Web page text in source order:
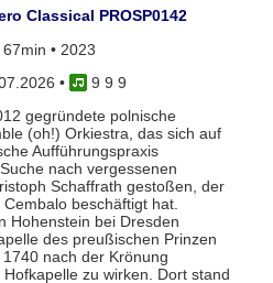
Classical PROSP0142
67min • 2023
•
9 9 9
gegründete polnische
(oh!) Orkiestra, das sich auf
Aufführungspraxis
nach vergessenen
Schaffrath gestoßen, der
beschäftigt hat.
Hohenstein bei Dresden
des preußischen Prinzen
nach der Krönung
zu wirken. Dort stand